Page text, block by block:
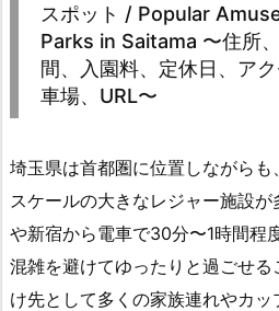
スポット / Popular
Parks in Saitama 〜住所
間、入園料、定休日、ア
車場、URL〜
埼玉県は首都圏に位置しながら
スケールの大きなレジャー施設
や新宿から電車で30分〜1時間程
混雑を避けてゆったりと過ごせ
け先として多くの家族連れやカッ